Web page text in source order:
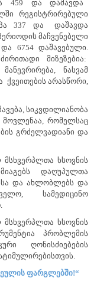
459 და დაშავდა
რეგისტრირებული
337 და დაშავდა
მაჩვენებელი
6754 დაშავებული.
მიზეზებია:
ნასვამ
არასწორი,
სიკვდილიანობა
რომელსაც
გრძელვადიანი და
მსხვერპლთა ხსოვნის
დაღუპულთა
და ახლობლებს და
სამედიცინო
მსხვერპლთა ხსოვნის
პრობლემის
ღონისძიებების
ფარგლებში!“